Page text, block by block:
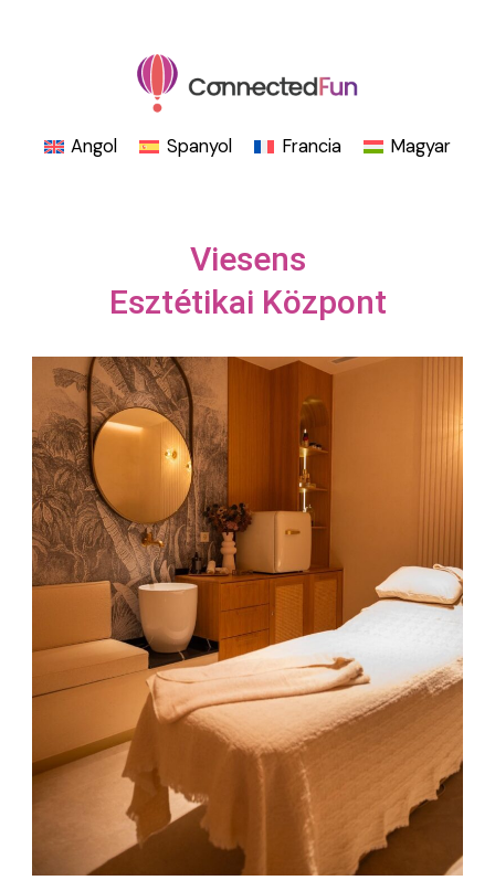
Angol Spanyol Francia Magyar
Viesens
Esztétikai Központ